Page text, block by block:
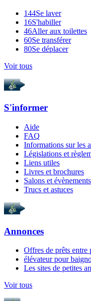
144Se laver
16S'habiller
46Aller aux toilettes
60Se transférer
80Se déplacer
Voir tous
S'informer
Aide
FAQ
Informations sur les
Législations et
Liens utiles
Livres et brochures
Salons et évènements
Trucs et astuces
Annonces
Offres de prêts entre
élévateur pour
Les sites de petites
Voir tous